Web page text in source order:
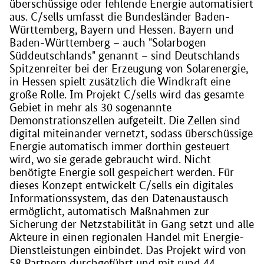
überschüssige oder fehlende Energie automatisiert
aus. C/sells umfasst die Bundesländer Baden-
Württemberg, Bayern und Hessen. Bayern und
Baden-Württemberg – auch "Solarbogen
Süddeutschlands" genannt – sind Deutschlands
Spitzenreiter bei der Erzeugung von Solarenergie,
in Hessen spielt zusätzlich die Windkraft eine
große Rolle. Im Projekt C/sells wird das gesamte
Gebiet in mehr als 30 sogenannte
Demonstrationszellen aufgeteilt. Die Zellen sind
digital miteinander vernetzt, sodass überschüssige
Energie automatisch immer dorthin gesteuert
wird, wo sie gerade gebraucht wird. Nicht
benötigte Energie soll gespeichert werden. Für
dieses Konzept entwickelt C/sells ein digitales
Informationssystem, das den Datenaustausch
ermöglicht, automatisch Maßnahmen zur
Sicherung der Netzstabilität in Gang setzt und alle
Akteure in einen regionalen Handel mit Energie-
Dienstleistungen einbindet. Das Projekt wird von